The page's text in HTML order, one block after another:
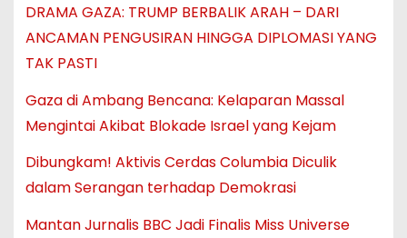
DRAMA GAZA: TRUMP BERBALIK ARAH – DARI
ANCAMAN PENGUSIRAN HINGGA DIPLOMASI YANG
TAK PASTI
Gaza di Ambang Bencana: Kelaparan Massal
Mengintai Akibat Blokade Israel yang Kejam
Dibungkam! Aktivis Cerdas Columbia Diculik
dalam Serangan terhadap Demokrasi
Mantan Jurnalis BBC Jadi Finalis Miss Universe